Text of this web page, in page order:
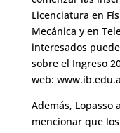
Licenciatura en
Mecánica y en
interesados
sobre el Ingreso
web:
Además, Lopasso
mencionar que